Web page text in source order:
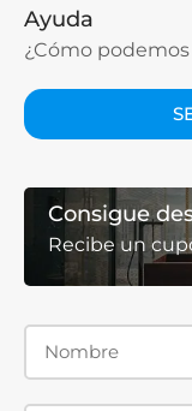
Ayuda
¿Cómo
Consigue
Recibe un